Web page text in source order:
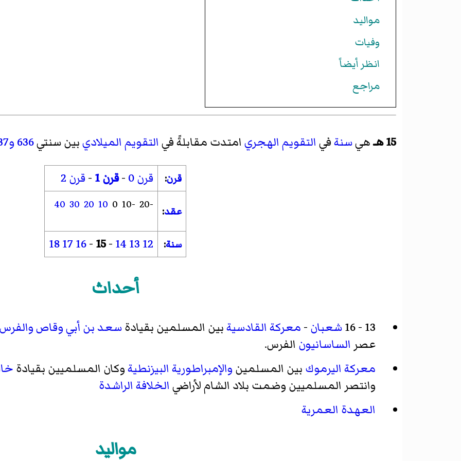
مواليد
وفيات
انظر أيضاً
مراجع
15 هـ هيسنةفي التقويم الهجري امتدت مقابلةً في التقويم الميلاديبين سنتي636 و637
قرن: قرن 0 -قرن 1 - قرن 2
عقد:
-20
-10
0
10
20
30
40
سنة:
12
13
14
-
15
-
16
17
18
أحداث
13 - 16 شعبان - معركة القادسيةبين المسلمين بقيادةسعد بن أبي وقاصوالفرس
عصر الساسانيون الفرس.
معركة اليرموك بين المسلمين والإمبراطورية البيزنطيةوكان المسلميين بقيادة
وانتصر المسلميين وضمت بلاد الشام لأراضي الخلافة الراشدة
العهدة العمرية
مواليد